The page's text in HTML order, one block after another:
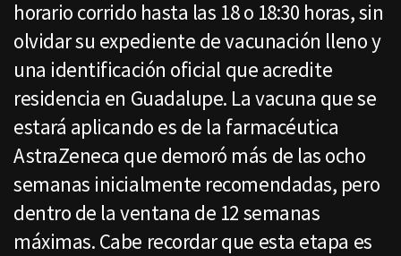
horario corrido hasta las 18 o 18:30 horas, sin
olvidar su expediente de vacunación lleno y
una identificación oficial que acredite
residencia en Guadalupe. La vacuna que se
estará aplicando es de la farmacéutica
AstraZeneca que demoró más de las ocho
semanas inicialmente recomendadas, pero
dentro de la ventana de 12 semanas
máximas. Cabe recordar que esta etapa es